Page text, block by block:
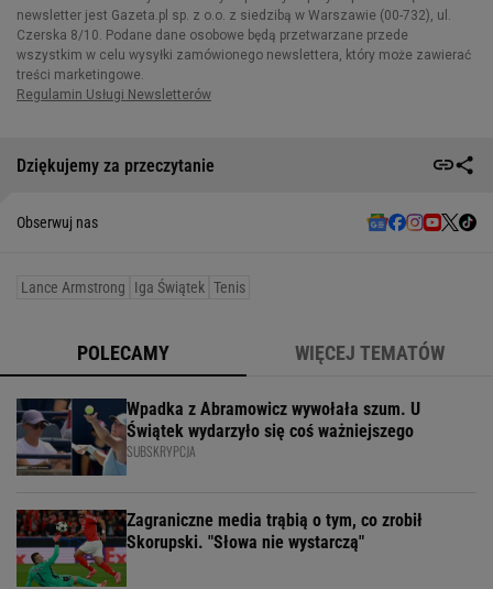
Dziękujemy za przeczytanie
Obserwuj nas
Lance Armstrong Iga Świątek Tenis
POLECAMY WIĘCEJ TEMATÓW
Wpadka z Abramowicz wywołała szum. U
Świątek wydarzyło się coś ważniejszego
SUBSKRYPCJA
Zagraniczne media trąbią o tym, co zrobił
Skorupski. "Słowa nie wystarczą"